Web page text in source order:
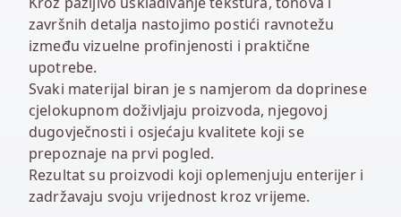
završnih detalja nastojimo postići ravnotežu
između vizuelne profinjenosti i praktične
upotrebe.
Svaki materijal biran je s namjerom da doprinese
cjelokupnom doživljaju proizvoda, njegovoj
dugovječnosti i osjećaju kvalitete koji se
prepoznaje na prvi pogled.
Rezultat su proizvodi koji oplemenjuju enterijer i
zadržavaju svoju vrijednost kroz vrijeme.